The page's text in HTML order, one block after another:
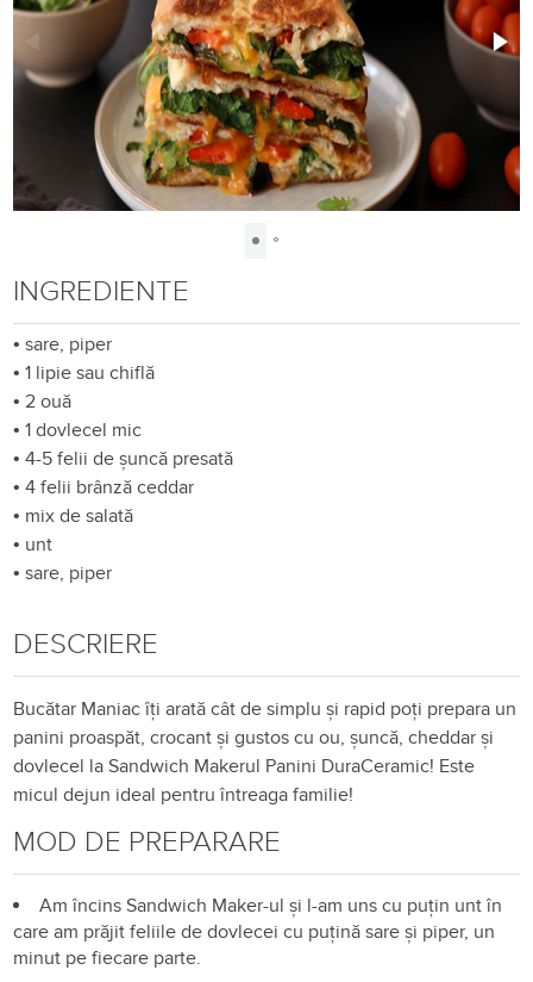
INGREDIENTE
•sare, piper
•1 lipie sau chiflă
• 2 ouă
•1 dovlecel mic
•4-5 felii de șuncă presată
•4 felii brânză ceddar
• mix de salată
• unt
•sare, piper
DESCRIERE
Bucătar Maniac îți arată cât de simplu și rapid poți prepara un
panini proaspăt, crocant și gustos cu ou, șuncă, cheddar și
dovlecel la Sandwich Makerul Panini DuraCeramic! Este
micul dejun ideal pentru întreaga familie!
MOD DE PREPARARE
Am încins Sandwich Maker-ul și l-am uns cu puțin unt în
care am prăjit feliile de dovlecei cu puțină sare și piper, un
minut pe fiecare parte.